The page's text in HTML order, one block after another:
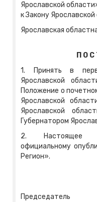
Ярославской
к Закону
Ярославская
П О С
1. Принять в
Ярославской
Положение о
Ярославской
Ярославской
Губернатором
2. Настоящее
официальному
Регион».
Председатель